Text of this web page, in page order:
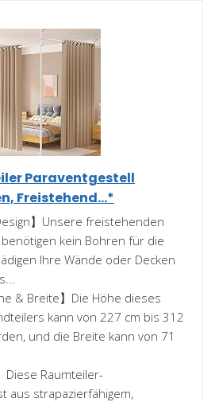
Paraventgestell
Freistehend...*
】Unsere freistehenden
kein Bohren für die
Ihre Wände oder Decken
& Breite】Die Höhe dieses
kann von 227 cm bis 312
und die Breite kann von 71
Diese Raumteiler-
aus strapazierfähigem,